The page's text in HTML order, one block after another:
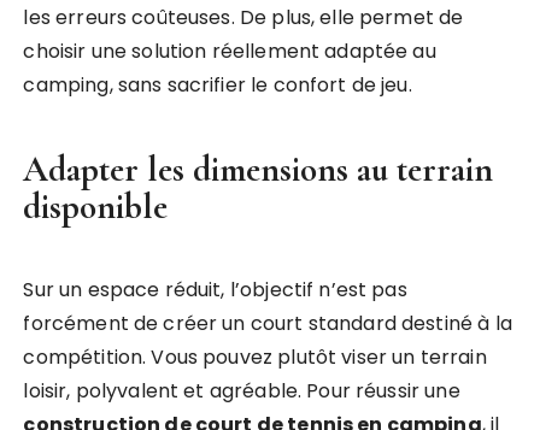
les erreurs coûteuses. De plus, elle permet de
choisir une solution réellement adaptée au
camping, sans sacrifier le confort de jeu.
Adapter les dimensions au terrain
disponible
Sur un espace réduit, l’objectif n’est pas
forcément de créer un court standard destiné à la
compétition. Vous pouvez plutôt viser un terrain
loisir, polyvalent et agréable. Pour réussir une